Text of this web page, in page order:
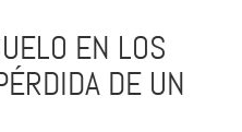
EN LOS
DE UN